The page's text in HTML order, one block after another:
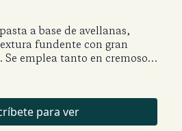
a base de avellanas,
fundente con gran
emplea tanto en cremosos,
e incluso sola como
para ver